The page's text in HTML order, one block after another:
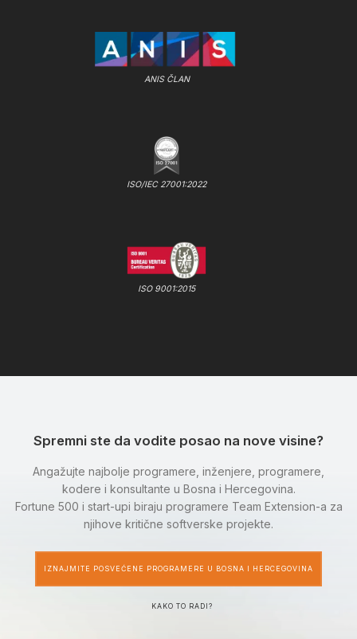
ANIS ČLAN
ISO/IEC 27001:2022
ISO 9001:2015
Spremni ste da vodite posao na nove visine?
Angažujte najbolje programere, inženjere, programere,
kodere i konsultante u Bosna i Hercegovina.
Fortune 500 i start-upi biraju programere Team Extension-a za
njihove kritične softverske projekte.
IZNAJMITE POSVEĆENE PROGRAMERE U BOSNA I HERCEGOVINA
KAKO TO RADI?